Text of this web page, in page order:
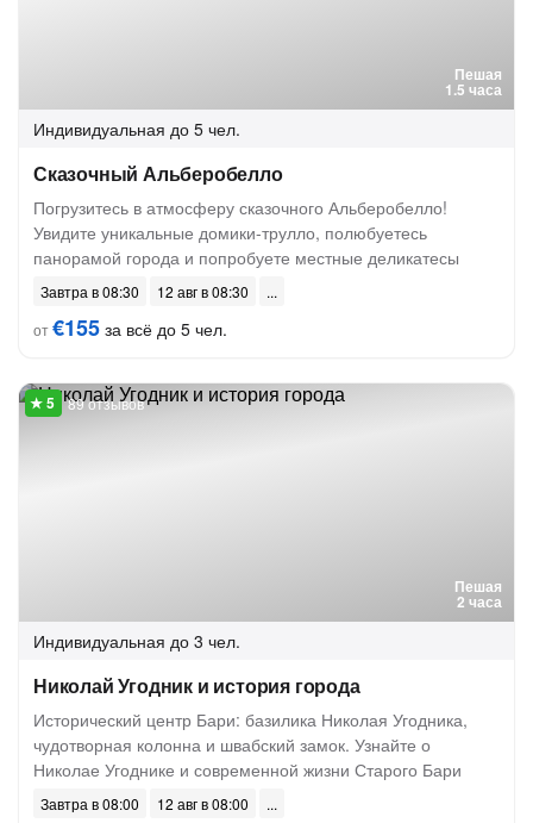
Пешая
1.5 часа
Индивидуальная до 5 чел.
Сказочный Альберобелло
Погрузитесь в атмосферу сказочного Альберобелло!
Увидите уникальные домики-трулло, полюбуетесь
панорамой города и попробуете местные деликатесы
Завтра в 08:30
12 авг в 08:30
от€155 за всё до 5 чел.
Пешая
2 часа
89 отзывов
Индивидуальная до 3 чел.
Николай Угодник и история города
Исторический центр Бари: базилика Николая Угодника,
чудотворная колонна и швабский замок. Узнайте о
Николае Угоднике и современной жизни Старого Бари
Завтра в 08:00
12 авг в 08:00